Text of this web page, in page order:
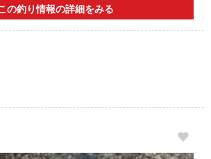
の釣り情報の詳細をみる